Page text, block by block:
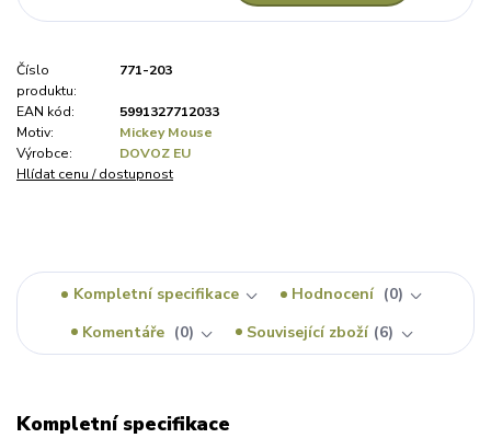
Číslo
produktu:
771-203
EAN kód:
5991327712033
Motiv:
Mickey Mouse
Výrobce:
DOVOZ EU
Hlídat cenu / dostupnost
Kompletní specifikace Hodnocení
0
Komentáře
0 Související zboží 6
Kompletní specifikace